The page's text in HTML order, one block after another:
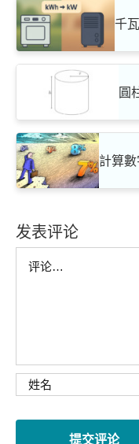
千
圓
計算
发表评论